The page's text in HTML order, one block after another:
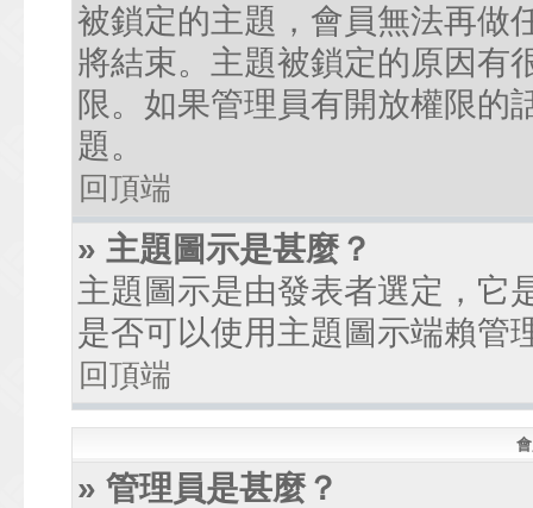
被鎖定的主題，會員無法再做
將結束。主題被鎖定的原因有
限。如果管理員有開放權限的
題。
回頂端
» 主題圖示是甚麼？
主題圖示是由發表者選定，它
是否可以使用主題圖示端賴管
回頂端
» 管理員是甚麼？